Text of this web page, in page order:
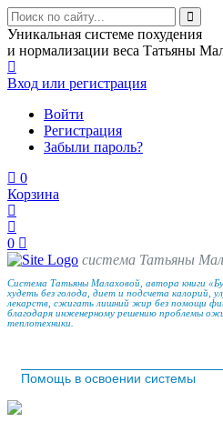
Уникальная системе похудения
и нормализации веса Татьяны
Вход или регистрация
Войти
Регистрация
Забыли пароль?
0
Корзина
0
система Татьяны
Система Татьяны Малаховой, автора книги
худеть без голода, диет и подсчета калорий,
лекарств, сжигать лишний жир без помощи
благодаря инженерному решению проблемы
теплотехники.
Помощь в освоении системы